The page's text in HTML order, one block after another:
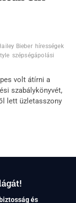
Bieber hírességek
szépségápolási
volt átírni a
szabálykönyvét,
lett üzletasszony
és